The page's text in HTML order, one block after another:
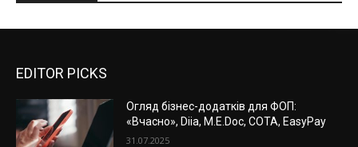
EDITOR PICKS
Огляд бізнес-додатків для ФОП:
«Вчасно», Diia, M.E.Doc, СОТА, EasyPay
31.07.2025